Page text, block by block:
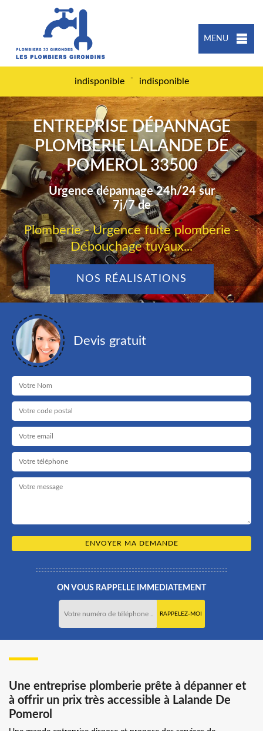
MENU
indisponible - indisponible
ENTREPRISE DÉPANNAGE
PLOMBERIE LALANDE DE
POMEROL 33500
Urgence dépannage 24h/24 sur
7j/7 de
Plomberie - Urgence fuite plomberie -
Débouchage tuyaux...
NOS RÉALISATIONS
Devis gratuit
ON VOUS RAPPELLE IMMEDIATEMENT
Une entreprise plomberie prête à dépanner et
à offrir un prix très accessible à Lalande De
Pomerol